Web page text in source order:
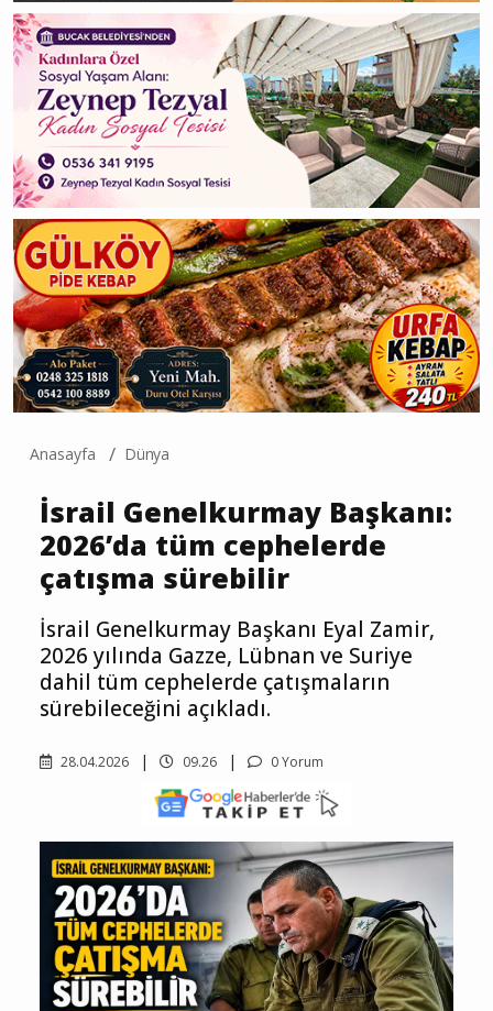
Anasayfa Dünya
İsrail Genelkurmay Başkanı:
2026’da tüm cephelerde
çatışma sürebilir
İsrail Genelkurmay Başkanı Eyal Zamir,
2026 yılında Gazze, Lübnan ve Suriye
dahil tüm cephelerde çatışmaların
sürebileceğini açıkladı.
28.04.2026 09.26 0 Yorum